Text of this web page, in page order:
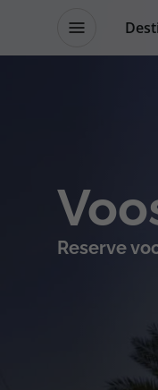
Voos
Voos +
Reserve